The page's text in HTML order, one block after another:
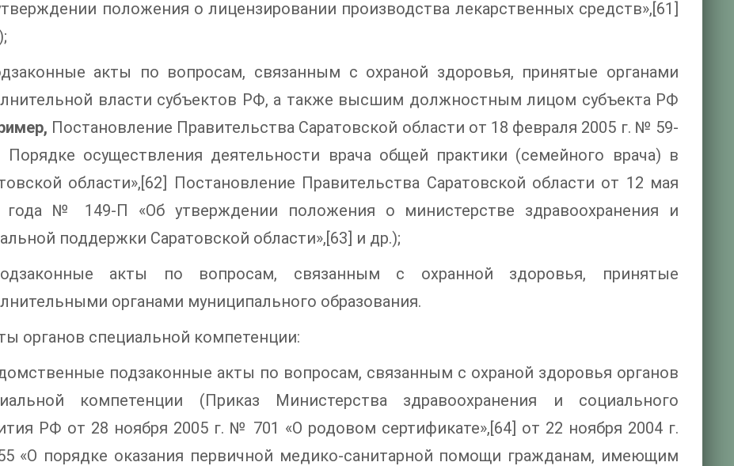
положения о лицензировании производства лекарственных средств»,[61]
акты по вопросам, связанным с охраной здоровья, принятые органами
власти субъектов РФ, а также высшим должностным лицом субъекта РФ
Постановление Правительства Саратовской области от 18 февраля 2005 г. № 59-
осуществления деятельности врача общей практики (семейного врача) в
области»,[62] Постановление Правительства Саратовской области от 12 мая
года № 149-П «Об утверждении положения о министерстве здравоохранения и
поддержки Саратовской области»,[63] и др.);
акты по вопросам, связанным с охранной здоровья, принятые
органами муниципального образования.
органов специальной компетенции:
подзаконные акты по вопросам, связанным с охраной здоровья органов
компетенции (Приказ Министерства здравоохранения и социального
РФ от 28 ноября 2005 г. № 701 «О родовом сертификате»,[64] от 22 ноября 2004 г.
«О порядке оказания первичной медико-санитарной помощи гражданам, имеющим